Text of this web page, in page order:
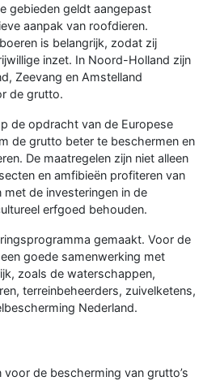
gebieden geldt aangepast
aanpak van roofdieren.
is belangrijk, zodat zij
inzet. In Noord-Holland zijn
Zeevang en Amstelland
de grutto.
de opdracht van de Europese
de grutto beter te beschermen en
De maatregelen zijn niet alleen
en amfibieën profiteren van
met de investeringen in de
erfgoed behouden.
gemaakt. Voor de
goede samenwerking met
zoals de waterschappen,
terreinbeheerders, zuivelketens,
Nederland.
de bescherming van grutto’s